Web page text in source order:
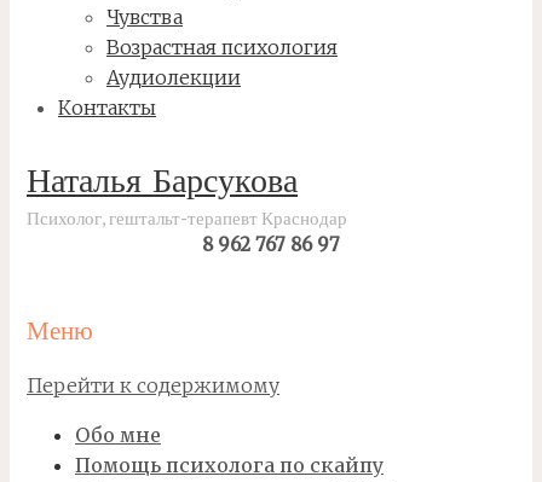
Чувства
Возрастная психология
Аудиолекции
Контакты
Наталья Барсукова
Психолог, гештальт-терапевт Краснодар
8 962 767 86 97
Меню
Перейти к содержимому
Обо мне
Помощь психолога по скайпу